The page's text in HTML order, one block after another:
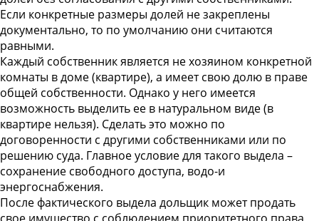
Если конкретные размеры долей не закреплены
документально, то по умолчанию они считаются
равными.
Каждый собственник является не хозяином конкретной
комнаты в доме (квартире), а имеет свою долю в праве
общей собственности. Однако у него имеется
возможность выделить ее в натуральном виде (в
квартире нельзя). Сделать это можно по
договоренности с другими собственниками или по
решению суда. Главное условие для такого выдела –
сохранение свободного доступа, водо-и
энергоснабжения.
После фактического выдела дольщик может продать